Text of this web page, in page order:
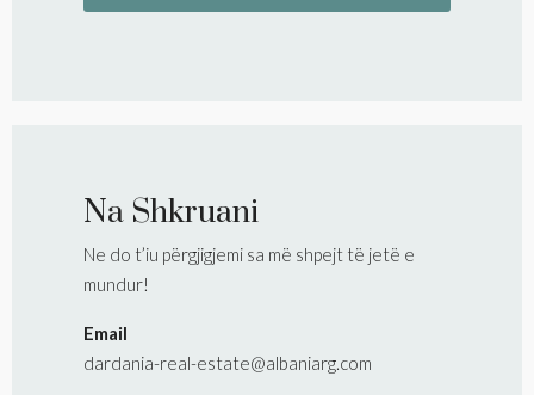
Na Shkruani
Ne do t’iu përgjigjemi sa më shpejt të jetë e
mundur!
Email
dardania-real-estate@albaniarg.com